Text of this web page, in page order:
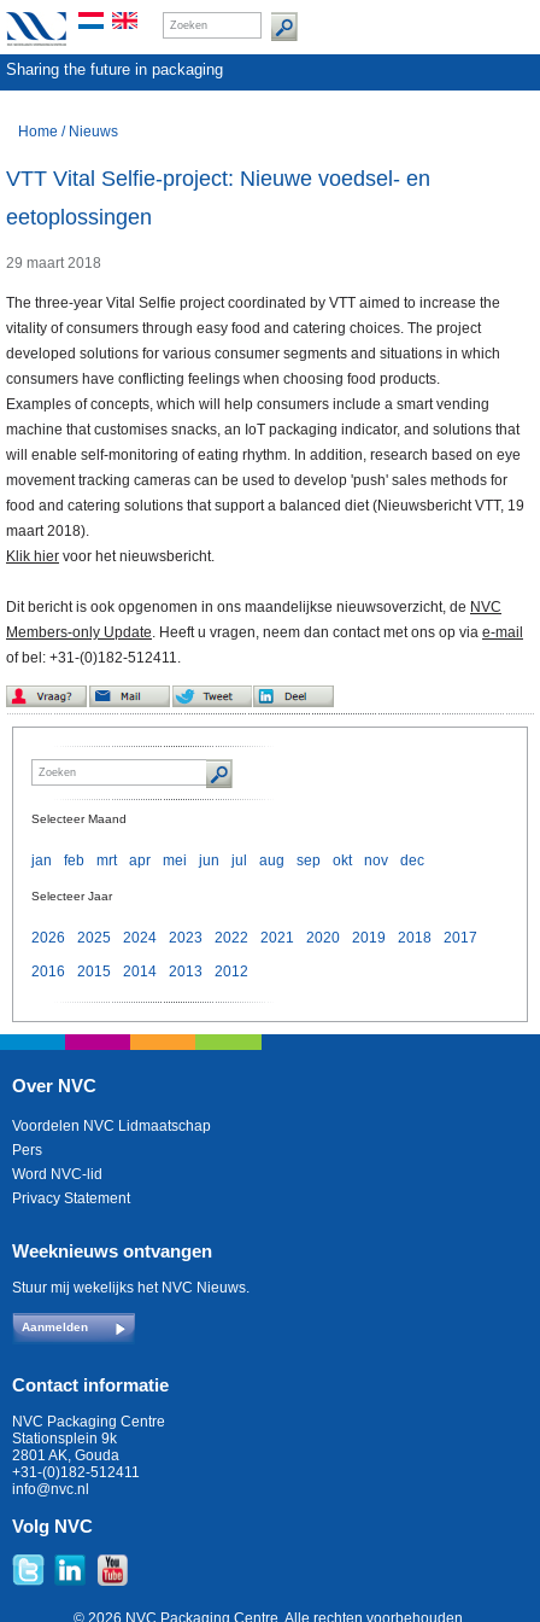
Sharing the future in packaging
Home / Nieuws
VTT Vital Selfie-project: Nieuwe voedsel- en
eetoplossingen
29 maart 2018
The three-year Vital Selfie project coordinated by VTT aimed to increase the
vitality of consumers through easy food and catering choices. The project
developed solutions for various consumer segments and situations in which
consumers have conflicting feelings when choosing food products.
Examples of concepts, which will help consumers include a smart vending
machine that customises snacks, an IoT packaging indicator, and solutions that
will enable self-monitoring of eating rhythm. In addition, research based on eye
movement tracking cameras can be used to develop 'push' sales methods for
food and catering solutions that support a balanced diet (Nieuwsbericht VTT, 19
maart 2018).
Klik hier voor het nieuwsbericht.
Dit bericht is ook opgenomen in ons maandelijkse nieuwsoverzicht, de NVC
Members-only Update. Heeft u vragen, neem dan contact met ons op via e-mail
of bel: +31-(0)182-512411.
Selecteer Maand
jan feb mrt apr mei jun jul aug sep okt nov dec
Selecteer Jaar
2026 2025 2024 2023 2022 2021 2020 2019 2018
2017
2016
2015 2014 2013 2012
Over NVC
Voordelen NVC Lidmaatschap
Pers
Word NVC-lid
Privacy Statement
Weeknieuws ontvangen
Stuur mij wekelijks het NVC Nieuws.
Aanmelden
Contact informatie
NVC Packaging Centre
Stationsplein 9k
2801 AK, Gouda
+31-(0)182-512411
info@nvc.nl
Volg NVC
© 2026 NVC Packaging Centre. Alle rechten voorbehouden.